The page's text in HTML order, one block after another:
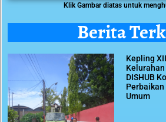
Klik Gambar diatas untuk
Berita
Kepling
DISHUB
Umum